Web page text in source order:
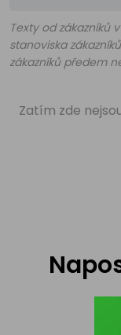
Texty od zákazníků
stanoviska
zákazníků předem
Zatím zde